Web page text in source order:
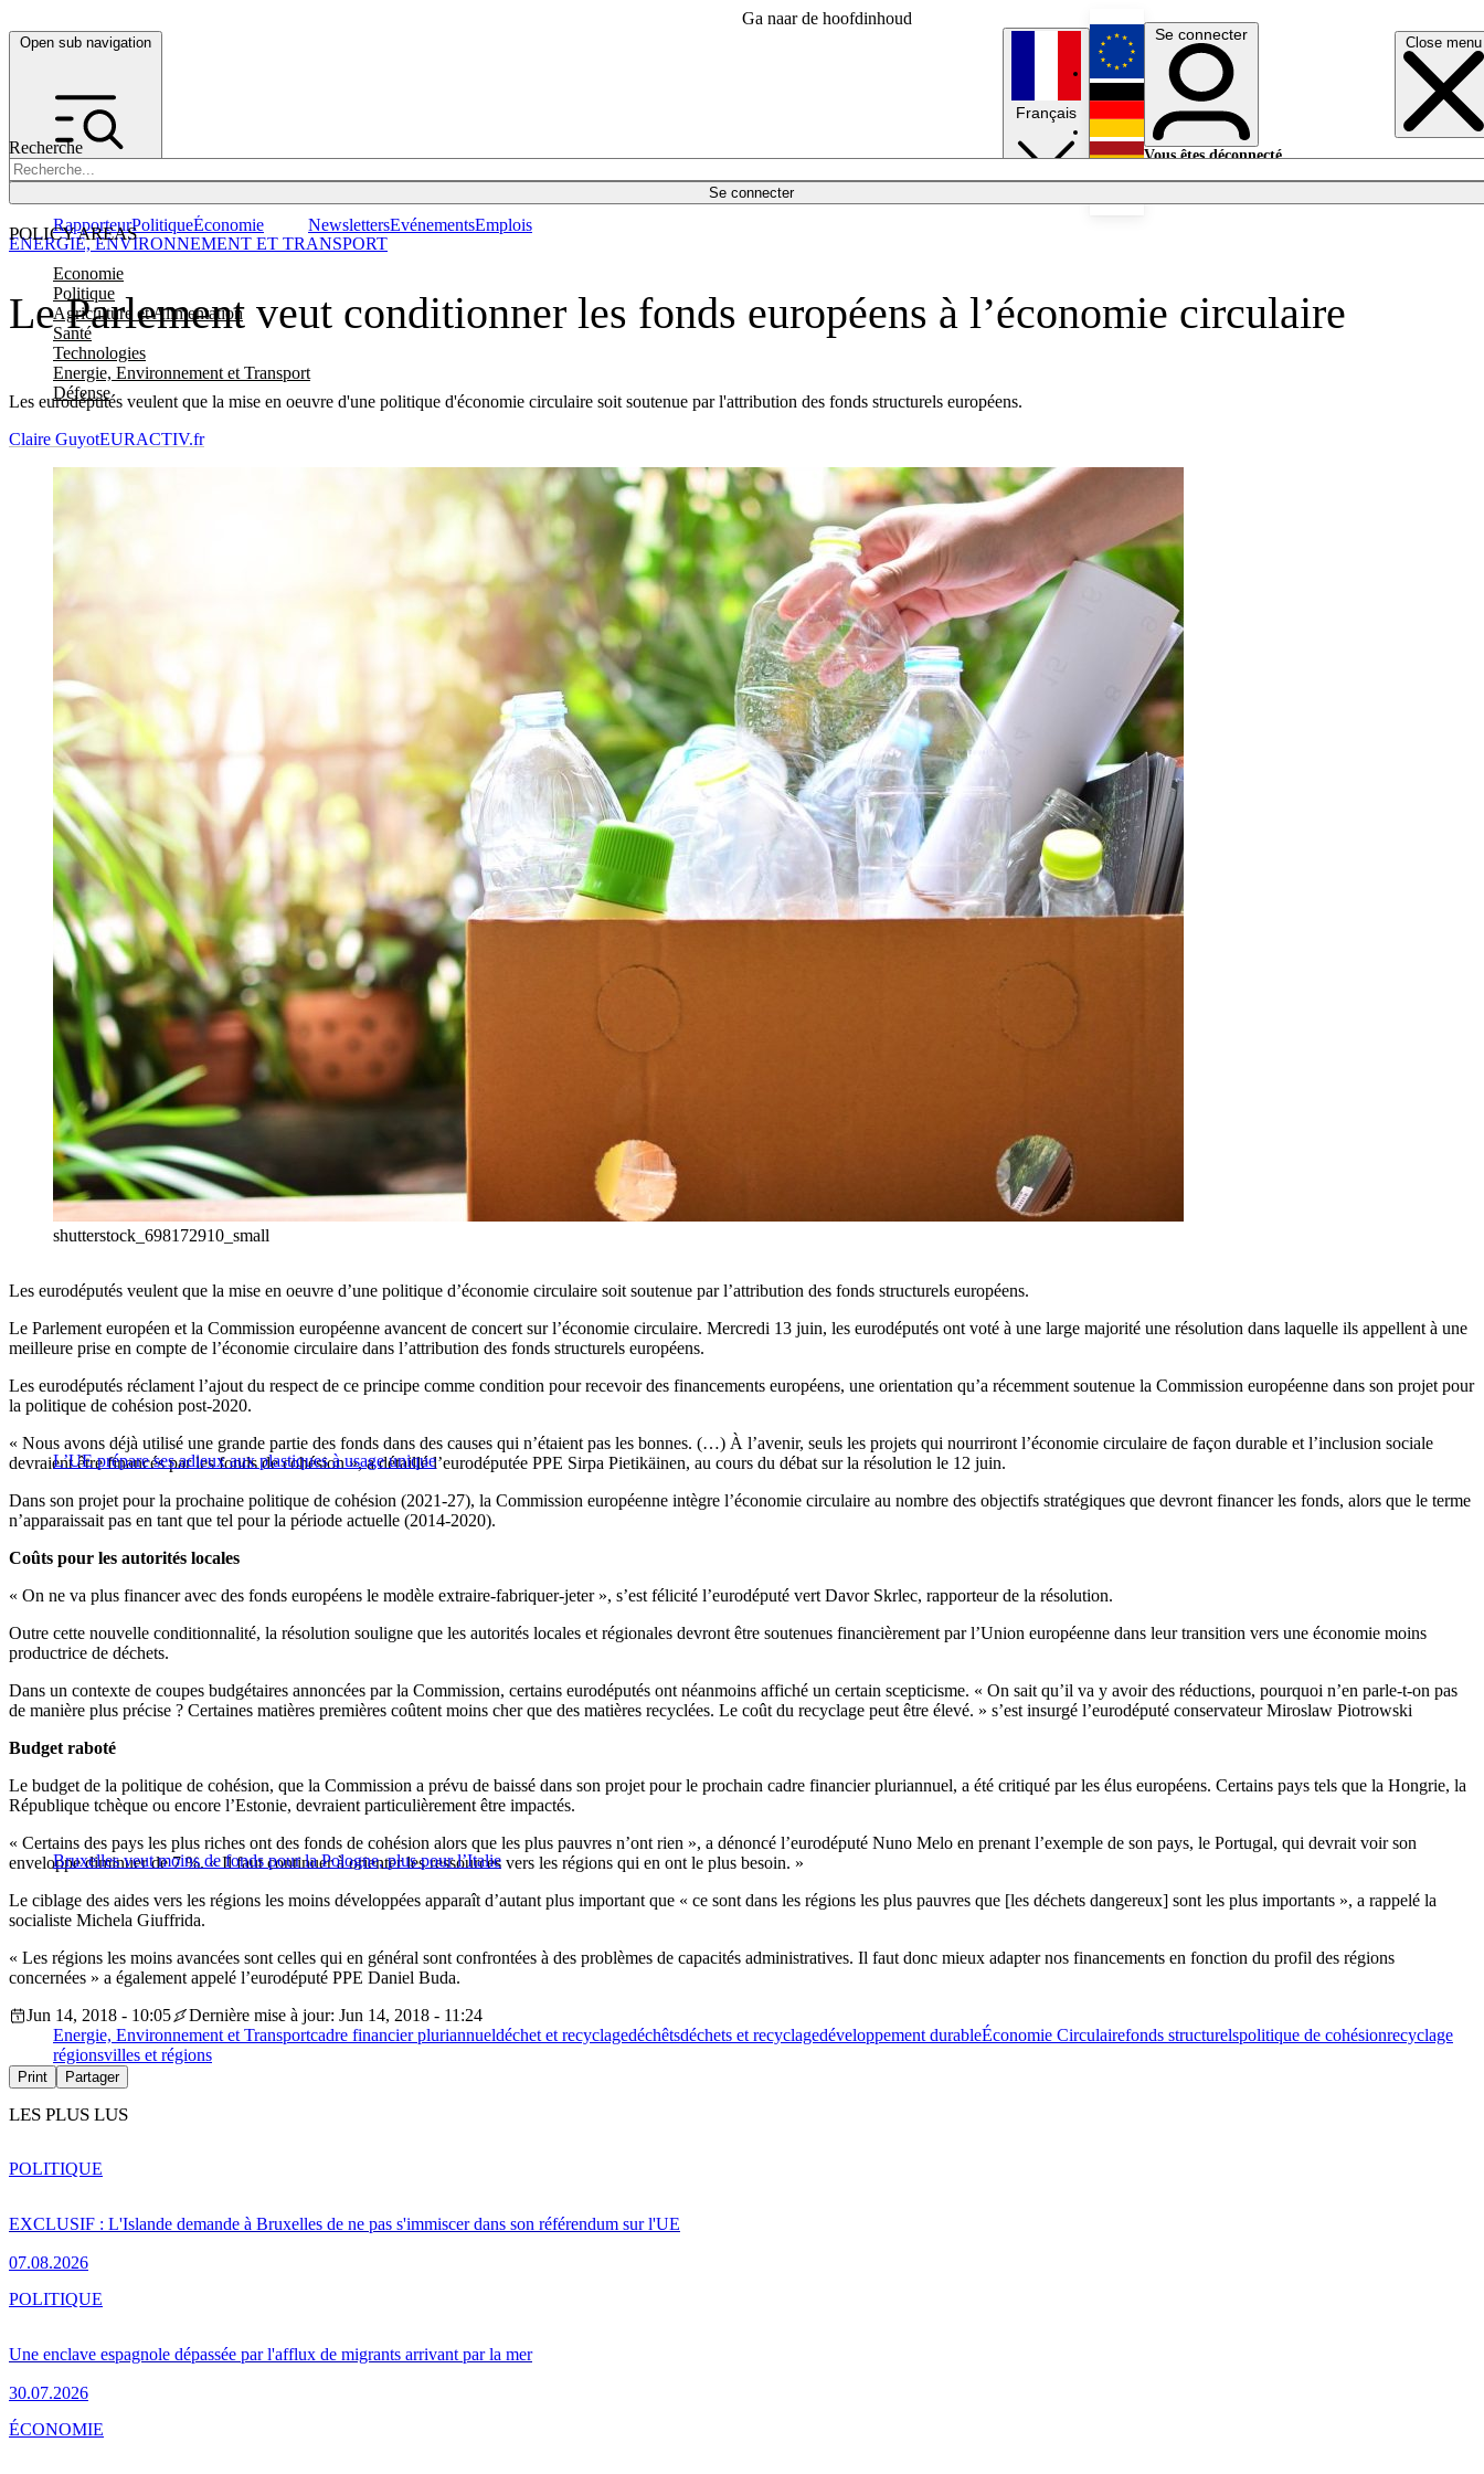
Ga naar de hoofdinhoud
Open sub navigation Close menu
Recherche
Se connecter
POLICY AREAS
Economie
Politique
Agriculture et Alimentation
Santé
Technologies
Energie, Environnement et Transport
Défense
RapporteurPolitiqueÉconomie NewslettersEvénementsEmplois
Français
English
Deutsch
Se connecter
Vous êtes déconnecté.
Le Parlement veut conditionner les fonds européens à l’économie circulaire
Les eurodéputés veulent que la mise en oeuvre d'une politique d'économie circulaire soit soutenue par l'attribution des fonds structurels européens.
ENERGIE, ENVIRONNEMENT ET TRANSPORT
Claire GuyotEURACTIV.fr
shutterstock_698172910_small
Les eurodéputés veulent que la mise en oeuvre d’une politique d’économie circulaire soit soutenue par l’attribution des fonds structurels européens.
Le Parlement européen et la Commission européenne avancent de concert sur l’économie circulaire. Mercredi 13 juin, les eurodéputés ont voté à une large majorité une résolution dans laquelle ils appellent à une
meilleure prise en compte de l’économie circulaire dans l’attribution des fonds structurels européens.
Les eurodéputés réclament l’ajout du respect de ce principe comme condition pour recevoir des financements européens, une orientation qu’a récemment soutenue la Commission européenne dans son projet pour
la politique de cohésion post-2020.
L’UE prépare ses adieux aux plastiques à usage unique
« Nous avons déjà utilisé une grande partie des fonds dans des causes qui n’étaient pas les bonnes. (…) À l’avenir, seuls les projets qui nourriront l’économie circulaire de façon durable et l’inclusion sociale
devraient être financés par les fonds de cohésion », a détaillé l’eurodéputée PPE Sirpa Pietikäinen, au cours du débat sur la résolution le 12 juin.
Dans son projet pour la prochaine politique de cohésion (2021-27), la Commission européenne intègre l’économie circulaire au nombre des objectifs stratégiques que devront financer les fonds, alors que le terme
n’apparaissait pas en tant que tel pour la période actuelle (2014-2020).
Coûts pour les autorités locales
« On ne va plus financer avec des fonds européens le modèle extraire-fabriquer-jeter », s’est félicité l’eurodéputé vert Davor Skrlec, rapporteur de la résolution.
Outre cette nouvelle conditionnalité, la résolution souligne que les autorités locales et régionales devront être soutenues financièrement par l’Union européenne dans leur transition vers une économie moins
productrice de déchets.
Dans un contexte de coupes budgétaires annoncées par la Commission, certains eurodéputés ont néanmoins affiché un certain scepticisme. « On sait qu’il va y avoir des réductions, pourquoi n’en parle-t-on pas
de manière plus précise ? Certaines matières premières coûtent moins cher que des matières recyclées. Le coût du recyclage peut être élevé. » s’est insurgé l’eurodéputé conservateur Miroslaw Piotrowski
Budget raboté
Le budget de la politique de cohésion, que la Commission a prévu de baissé dans son projet pour le prochain cadre financier pluriannuel, a été critiqué par les élus européens. Certains pays tels que la Hongrie, la
République tchèque ou encore l’Estonie, devraient particulièrement être impactés.
Bruxelles veut moins de fonds pour la Pologne, plus pour l’Italie
« Certains des pays les plus riches ont des fonds de cohésion alors que les plus pauvres n’ont rien », a dénoncé l’eurodéputé Nuno Melo en prenant l’exemple de son pays, le Portugal, qui devrait voir son
enveloppe diminuer de 7 %. « Il faut continuer à orienter les ressources vers les régions qui en ont le plus besoin. »
Le ciblage des aides vers les régions les moins développées apparaît d’autant plus important que « ce sont dans les régions les plus pauvres que [les déchets dangereux] sont les plus importants », a rappelé la
socialiste Michela Giuffrida.
« Les régions les moins avancées sont celles qui en général sont confrontées à des problèmes de capacités administratives. Il faut donc mieux adapter nos financements en fonction du profil des régions
concernées » a également appelé l’eurodéputé PPE Daniel Buda.
Jun 14, 2018 - 10:05
Dernière mise à jour: Jun 14, 2018 - 11:24
Energie, Environnement et Transportcadre financier pluriannueldéchet et recyclagedéchêtsdéchets et recyclagedéveloppement durableÉconomie Circulairefonds structurelspolitique de cohésionrecyclage
régionsvilles et régions
Print Partager
LES PLUS LUS
EXCLUSIF : L'Islande demande à Bruxelles de ne pas s'immiscer dans son référendum sur l'UE
07.08.2026
POLITIQUE
Une enclave espagnole dépassée par l'afflux de migrants arrivant par la mer
30.07.2026
POLITIQUE
ÉCONOMIE